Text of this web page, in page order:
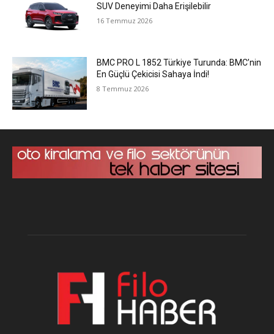
SUV Deneyimi Daha Erişilebilir
16 Temmuz 2026
BMC PRO L 1852 Türkiye Turunda: BMC’nin
En Güçlü Çekicisi Sahaya İndi!
8 Temmuz 2026